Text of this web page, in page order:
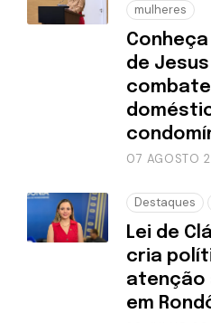
mulheres
de
07 AGOSTO
Destaques
Lei de
cria
atenção
em